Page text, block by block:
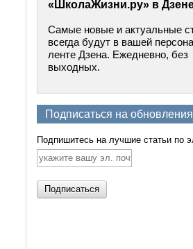
«ШколаЖизни.ру» в
Самые новые и актуальные
всегда будут в вашей
ленте Дзена. Ежедневно, без
выходных.
Подписаться на обновления
Подпишитесь на лучшие статьи по